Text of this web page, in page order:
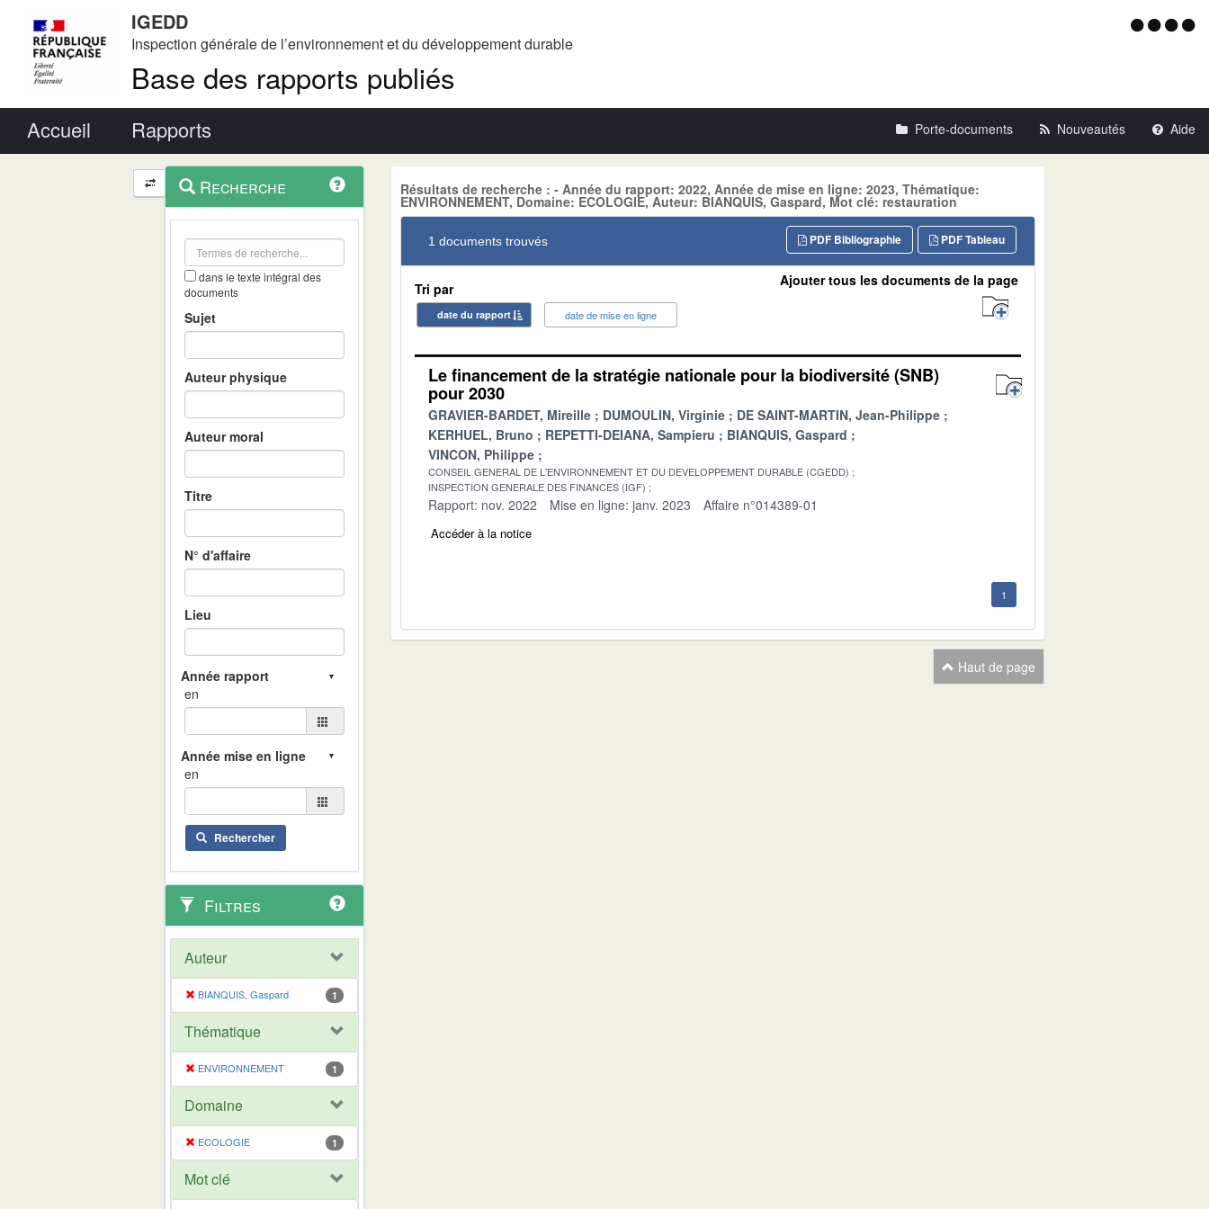
IGEDD
Inspection générale de l’environnement et du développement durable
Base des rapports publiés
Menu
Accueil Rapports Porte-documents Nouveautés Aide
Navigation
et
outils
contextuel
Recherche
dans le texte intégral des
documents
Sujet
Auteur physique
Auteur moral
Titre
N° d'affaire
Lieu
en
en
Rechercher
Filtres
Auteur
BIANQUIS, Gaspard 1
Thématique
ENVIRONNEMENT 1
Domaine
ECOLOGIE 1
Mot clé
Résultats de recherche : - Année du rapport: 2022, Année de mise en ligne: 2023, Thématique:
ENVIRONNEMENT, Domaine: ECOLOGIE, Auteur: BIANQUIS, Gaspard, Mot clé: restauration
1 documents trouvés PDF Tableau
PDF Bibliographie
Tri par
date du rapport date de mise en ligne
Ajouter tous les documents de la page
Le financement de la stratégie nationale pour la biodiversité (SNB)
pour 2030
GRAVIER-BARDET, Mireille DUMOULIN, Virginie
DE SAINT-MARTIN, Jean-Philippe
KERHUEL, Bruno
REPETTI-DEIANA, Sampieru
BIANQUIS, Gaspard
VINCON, Philippe
CONSEIL GENERAL DE L'ENVIRONNEMENT ET DU DEVELOPPEMENT DURABLE (CGEDD)
INSPECTION GENERALE DES FINANCES (IGF)
Rapport: nov. 2022 Mise en ligne: janv. 2023 Affaire n°014389-01
Accéder à la notice
1
Haut de page